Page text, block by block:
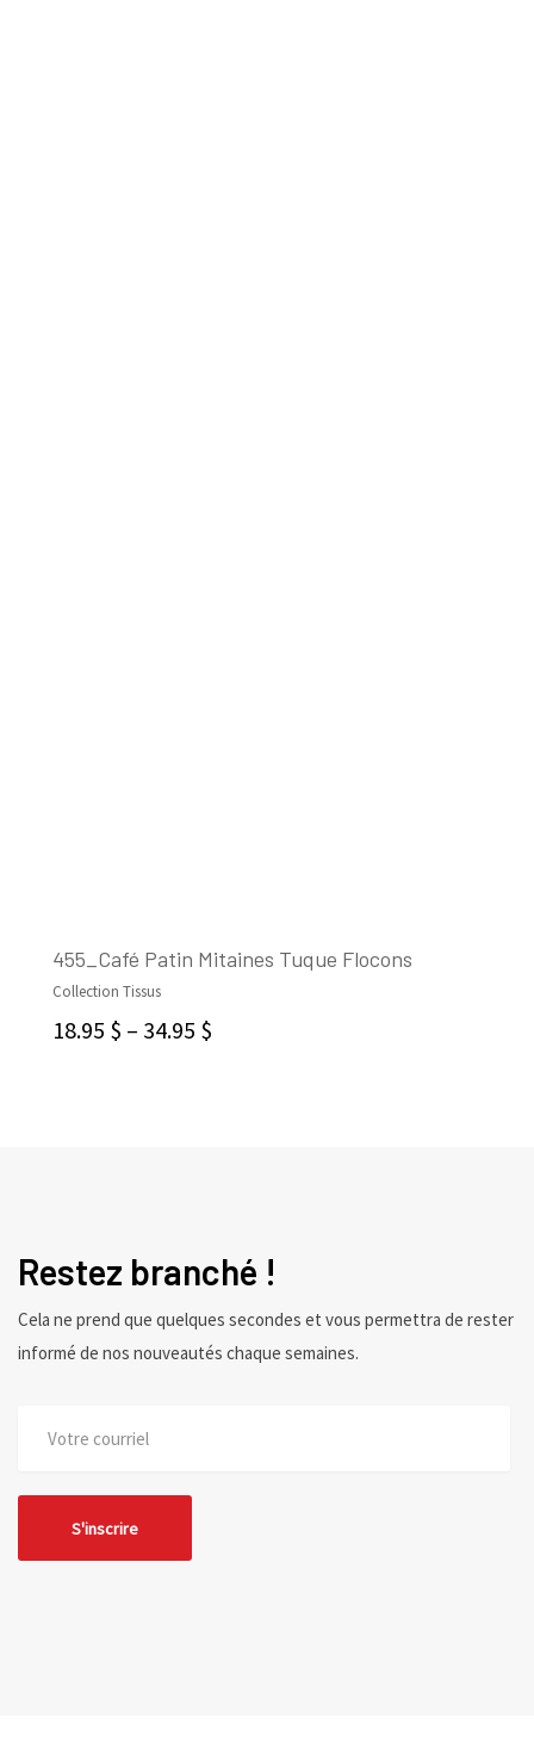
455_Café Patin Mitaines Tuque Flocons
Collection Tissus
18.95 $ – 34.95 $
Restez branché !
Cela ne prend que quelques secondes et vous permettra de rester
informé de nos nouveautés chaque semaines.